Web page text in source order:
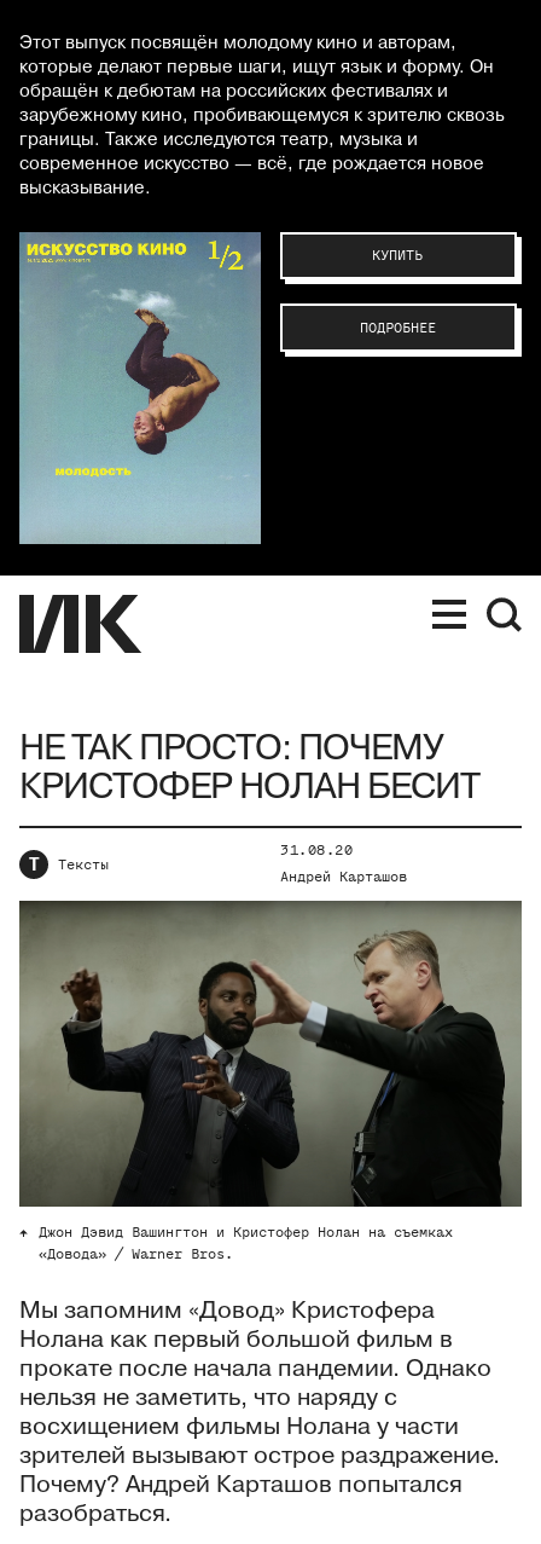
Этот выпуск посвящён молодому кино и авторам,
которые делают первые шаги, ищут язык и форму. Он
обращён к дебютам на российских фестивалях и
зарубежному кино, пробивающемуся к зрителю сквозь
границы. Также исследуются театр, музыка и
современное искусство — всё, где рождается новое
высказывание.
КУПИТЬ
ПОДРОБНЕЕ
НЕ ТАК ПРОСТО: ПОЧЕМУ
КРИСТОФЕР НОЛАН БЕСИТ
Т Тексты
31.08.20
Андрей Карташов
Джон Дэвид Вашингтон и Кристофер Нолан на съемках
«Довода» / Warner Bros.
Мы запомним «Довод» Кристофера
Нолана как первый большой фильм в
прокате после начала пандемии. Однако
нельзя не заметить, что наряду с
восхищением фильмы Нолана у части
зрителей вызывают острое раздражение.
Почему? Андрей Карташов попытался
разобраться.